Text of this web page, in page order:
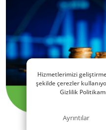
Hizmetlerimizi
şekilde çerezler
Gizlilik
Ayrıntılar